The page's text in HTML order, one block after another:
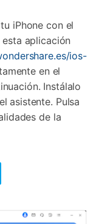
iPhone con el
aplicación
ios-
en el
Instálalo
asistente. Pulsa
de la